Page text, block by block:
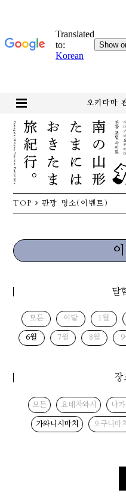
오키타마
TOP 관광 명소(이벤트)
달
모든 이달 1월
6월 7월 8월 9
장
모든 요네자와시 나가
가와니시마치 오구니마치